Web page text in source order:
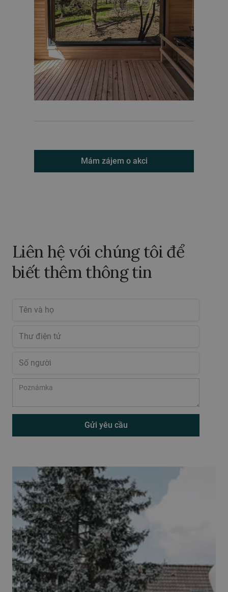
Mám zájem o akci
Liên hệ với chúng tôi để
biết thêm thông tin